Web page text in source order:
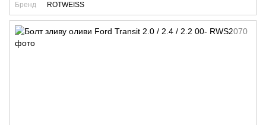
Бренд
ROTWEISS